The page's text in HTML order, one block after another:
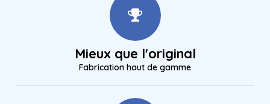
Mieux que l'original
Fabrication haut de gamme